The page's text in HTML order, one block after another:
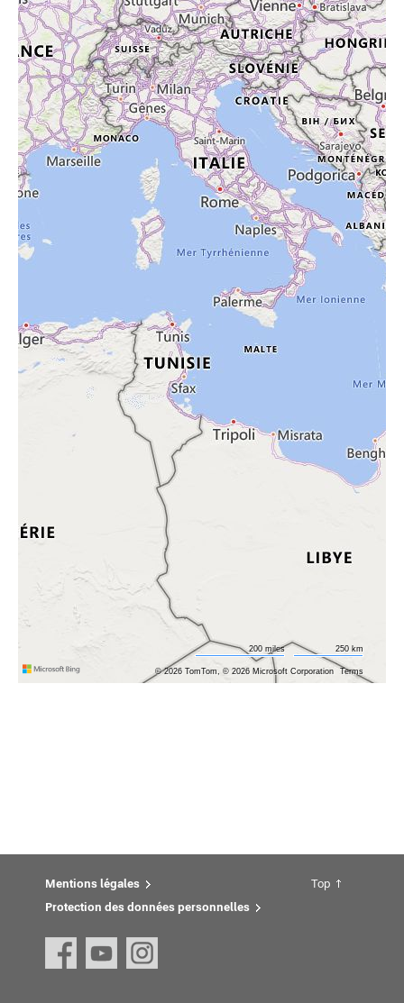
Mentions légales
Protection des données personnelles
Top